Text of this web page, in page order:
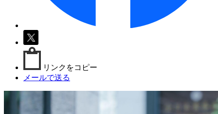
リンクをコピー
メールで送る